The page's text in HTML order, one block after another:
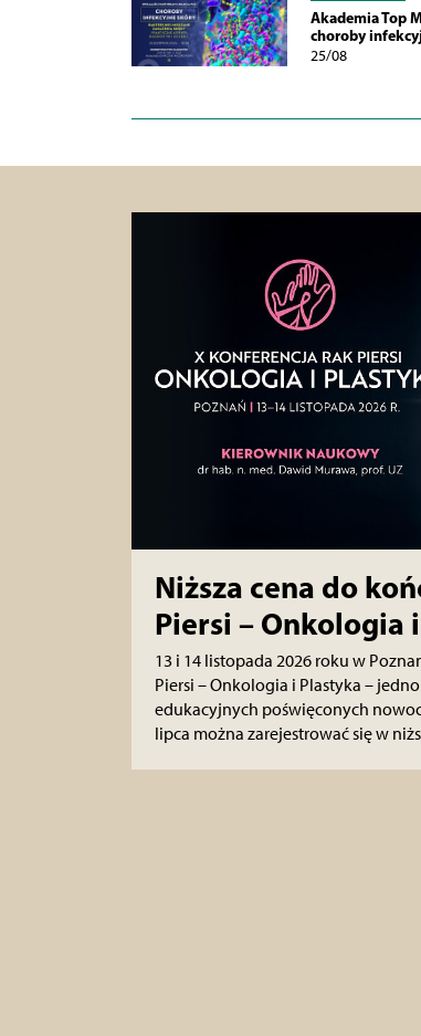
Akademia Top
choroby
25/08
Niższa cena do
Piersi – Onkologia
13 i 14 listopada 2026 roku w
Piersi – Onkologia i Plastyka –
edukacyjnych poświęconych
lipca można zarejestrować się w